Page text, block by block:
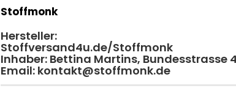
Stoffmonk
Hersteller:
Stoffversand4u.de/Stoffmonk
Inhaber: Bettina Martins, Bundesstrasse
Email: kontakt@stoffmonk.de